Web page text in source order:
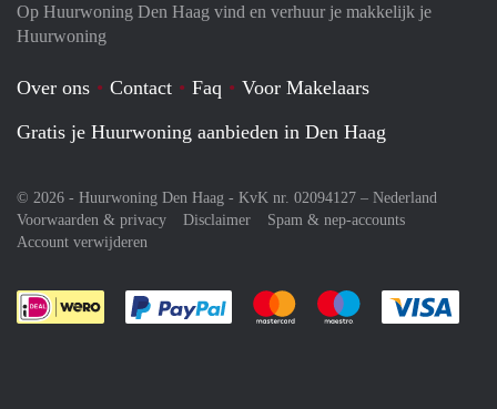
Op Huurwoning Den Haag vind en verhuur je makkelijk je
Huurwoning
Over ons Contact Faq
Voor Makelaars
Gratis je Huurwoning aanbieden in Den Haag
© 2026 - Huurwoning Den Haag - KvK nr. 02094127 – Nederland
Voorwaarden & privacy
Disclaimer
Spam & nep-accounts
Account verwijderen
Je rekent gemakkelijk af met Paypal
Je rekent gemakkelijk af met
Je rekent